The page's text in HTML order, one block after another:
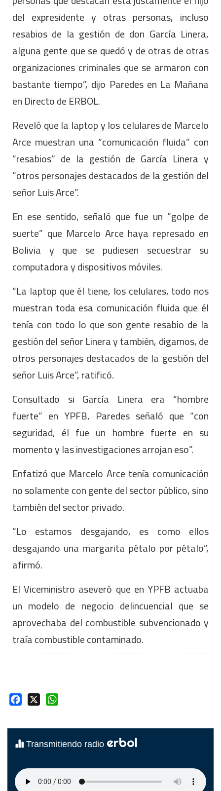
del expresidente y otras personas, incluso
resabios de la gestión de don García Linera,
alguna gente que se quedó y de otras de otras
organizaciones criminales que se armaron con
bastante tiempo”, dijo Paredes en La Mañana
en Directo de ERBOL.
Reveló que la laptop y los celulares de Marcelo
Arce muestran una “comunicación fluida” con
“resabios” de la gestión de García Linera y
“otros personajes destacados de la gestión del
señor Luis Arce”.
En ese sentido, señaló que fue un “golpe de
suerte” que Marcelo Arce haya represado en
Bolivia y que se pudiesen secuestrar su
computadora y dispositivos móviles.
“La laptop que él tiene, los celulares, todo nos
muestran toda esa comunicación fluida que él
tenía con todo lo que son gente resabio de la
gestión del señor Linera y también, digamos, de
otros personajes destacados de la gestión del
señor Luis Arce”, ratificó.
Consultado si García Linera era “hombre
fuerte” en YPFB, Paredes señaló que “con
seguridad, él fue un hombre fuerte en su
momento y las investigaciones arrojan eso”.
Enfatizó que Marcelo Arce tenía comunicación
no solamente con gente del sector público, sino
también del sector privado.
“Lo estamos desgajando, es como ellos
desgajando una margarita pétalo por pétalo”,
afirmó.
El Viceministro aseveró que en YPFB actuaba
un modelo de negocio delincuencial que se
aprovechaba del combustible subvencionado y
traía combustible contaminado.
Facebook
Transmitiendo radio erbol